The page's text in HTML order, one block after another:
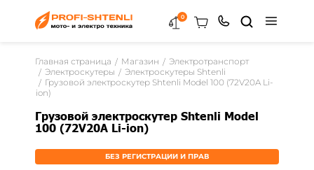
0
Главная страница Магазин
Электротранспорт
Электроскутеры
Электроскутеры Shtenli
Грузовой электроскутер Shtenli Model 100 (72V20A Li-
ion)
Грузовой электроскутер Shtenli Model
100 (72V20A Li-ion)
БЕЗ РЕГИСТРАЦИИ И ПРАВ